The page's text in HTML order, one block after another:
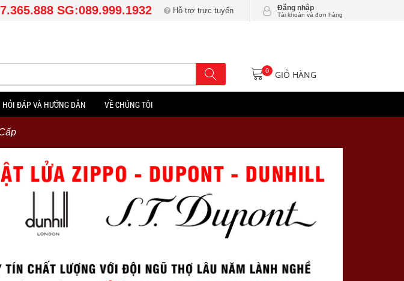
SG:089.999.1932 Hỗ trợ trực tuyến Đăng nhập
Tài khoản và đơn hàng
0 GIỎ HÀNG
HỎI ĐÁP VÀ HƯỚNG DẪN VỀ CHÚNG TÔI